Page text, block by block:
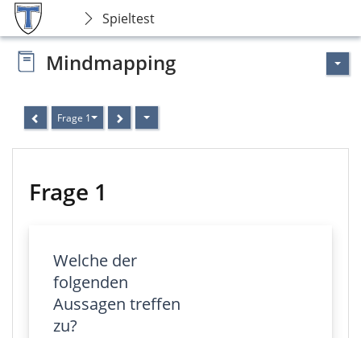
Spieltest
Mindmapping
Frage 1
Frage 1
Welche der
folgenden
Aussagen treffen
zu?